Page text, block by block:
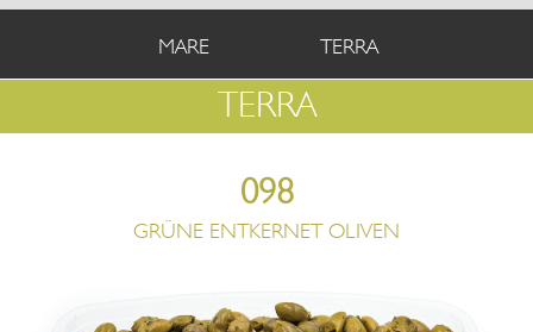
MARE TERRA
TERRA
098
GRÜNE ENTKERNET OLIVEN